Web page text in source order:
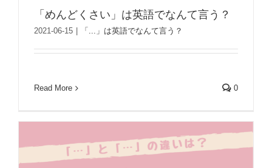
「めんどくさい」は英語でなんて言う？
2021-06-15 「...」は英語でなんて言う？
Read More 0